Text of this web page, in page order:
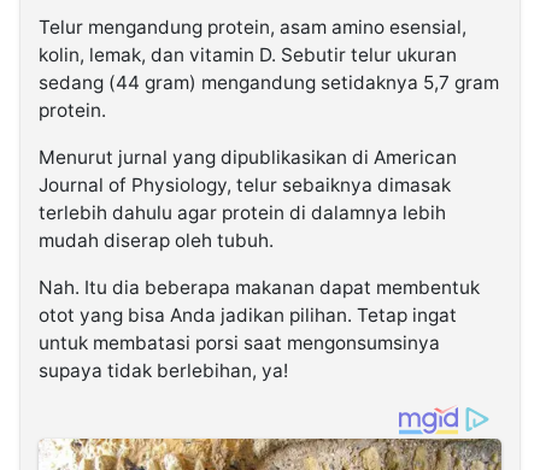
Telur mengandung protein, asam amino esensial,
kolin, lemak, dan vitamin D. Sebutir telur ukuran
sedang (44 gram) mengandung setidaknya 5,7 gram
protein.
Menurut jurnal yang dipublikasikan di American
Journal of Physiology, telur sebaiknya dimasak
terlebih dahulu agar protein di dalamnya lebih
mudah diserap oleh tubuh.
Nah. Itu dia beberapa makanan dapat membentuk
otot yang bisa Anda jadikan pilihan. Tetap ingat
untuk membatasi porsi saat mengonsumsinya
supaya tidak berlebihan, ya!